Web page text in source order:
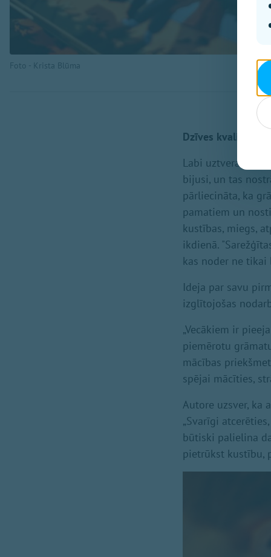
Foto - Krista Blūma
Dzīves kvalitāte
Labi uztverama
bijusi, un tas
pārliecināta, ka
pamatiem un
kustības, miegs,
ikdienā.
kas noder ne tikai
Ideja par savu
izglītojošas
„Vecākiem ir
piemērotu
mācības
spējai mācīties,
Autore uzsver, ka
„Svarīgi
būtiski palielina
pietrūkst kustību,